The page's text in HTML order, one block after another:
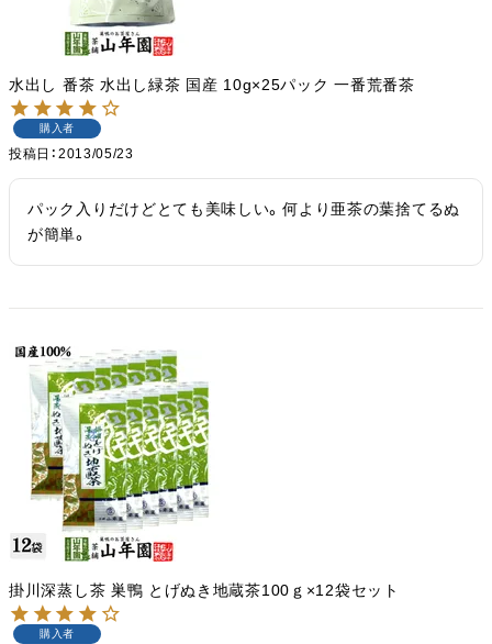
水出し 番茶 水出し緑茶 国産 10g×25パック 一番荒番茶
購入者
投稿日 2013/05/23
パック入りだけどとても美味しい。何より亜茶の葉捨てるぬ
が簡単。
掛川深蒸し茶 巣鴨 とげぬき地蔵茶100ｇ×12袋セット
購入者